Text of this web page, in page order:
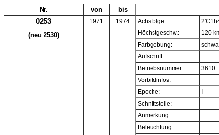
Nr. von bis
0253
(neu 2530)
1971 1974 Achsfolge:
Höchstgeschw.:
120
Farbgebung:
Aufschrift:
Betriebsnummer:
3610
Vorbildinfos:
Epoche:
Schnittstelle:
Anmerkung:
Beleuchtung: